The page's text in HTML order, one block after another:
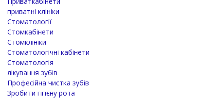
приватні клініки
Стоматології
Стомкабінети
Стомклініки
Стоматологічні кабінети
Стоматологія
лікування зубів
Професійна чистка зубів
Зробити гігієну рота